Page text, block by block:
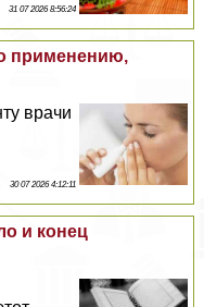
31 07 2026 8:56:24
применению,
врачи
30 07 2026 4:12:11
и конец